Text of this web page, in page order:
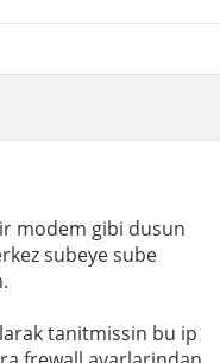
modem gibi dusun
subeye sube
tanitmissin bu ip